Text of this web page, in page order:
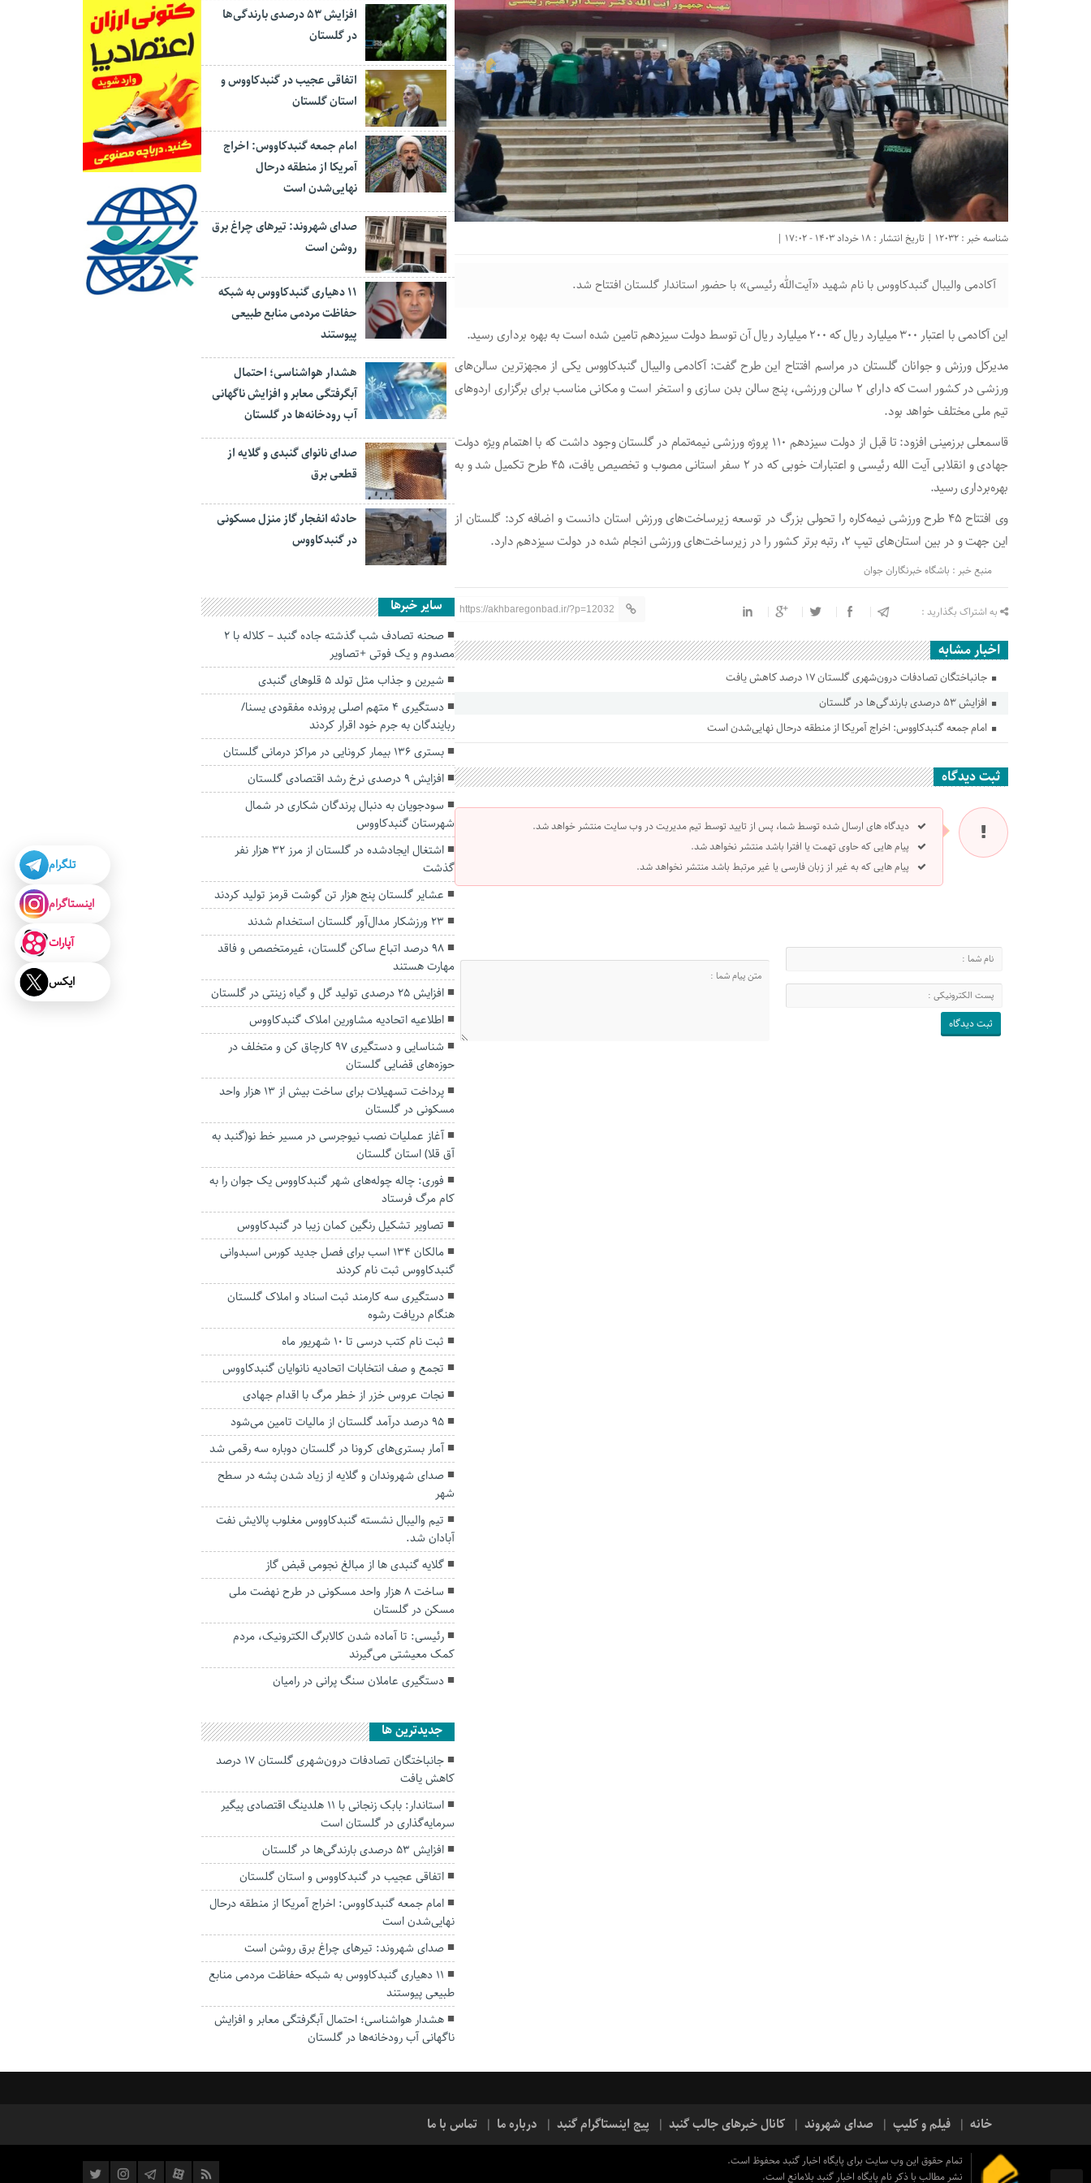
شناسه خبر : 12032 | تاریخ انتشار : 18 خرداد 1403 - 17:02 |
آکادمی والیبال گنبدکاووس با نام شهید «آیت‌الله رئیسی» با حضور استاندار گلستان افتتاح شد.
این آکادمی با اعتبار ۳۰۰ میلیارد ریال که ۲۰۰ میلیارد ریال آن توسط دولت سیزدهم تامین شده است به بهره برداری رسید.
مدیرکل ورزش و جوانان گلستان در مراسم افتتاح این طرح گفت: آکادمی والیبال گنبدکاووس یکی از مجهزترین سالن‌های
ورزشی در کشور است که دارای ۲ سالن ورزشی، پنج سالن بدن سازی و استخر است و مکانی مناسب برای برگزاری اردو‌های
تیم ملی مختلف خواهد بود.
قاسمعلی برزمینی افزود: تا قبل از دولت سیزدهم ۱۱۰ پروژه ورزشی نیمه‌تمام در گلستان وجود داشت که با اهتمام ویژه دولت
جهادی و انقلابی آیت الله رئیسی و اعتبارات خوبی که در ۲ سفر استانی مصوب و تخصیص یافت، ۴۵ طرح تکمیل شد و به
بهره‌برداری رسید.
وی افتتاح ۴۵ طرح ورزشی نیمه‌کاره را تحولی بزرگ در توسعه زیرساخت‌های ورزش استان دانست و اضافه کرد: گلستان از
این جهت و در بین استان‌های تیپ ۲، رتبه برتر کشور را در زیرساخت‌های ورزشی انجام شده در دولت سیزدهم دارد.
منبع خبر : باشگاه خبرنگاران جوان
به اشتراک بگذارید : https://akhbaregonbad.ir/?p=12032
اخبار مشابه
جانباختگان تصادفات درون‌شهری گلستان ۱۷ درصد کاهش یافت
افزایش ۵۳ درصدی بارندگی‌ها در گلستان
امام جمعه گنبدکاووس: اخراج آمریکا از منطقه درحال نهایی‌شدن است
ثبت دیدگاه
دیدگاه های ارسال شده توسط شما، پس از تایید توسط تیم مدیریت در وب سایت منتشر خواهد شد.
پیام هایی که حاوی تهمت یا افترا باشد منتشر نخواهد شد.
پیام هایی که به غیر از زبان فارسی یا غیر مرتبط باشد منتشر نخواهد شد.
افزایش ۵۳ درصدی بارندگی‌ها
در گلستان
اتفاقی عجیب در‌ گنبدکاووس و
استان گلستان
امام جمعه گنبدکاووس: اخراج
آمریکا از منطقه درحال
نهایی‌شدن است
صدای شهروند: تیرهای چراغ برق
روشن است
۱۱ دهیاری گنبدکاووس به شبکه
حفاظت مردمی منابع طبیعی
پیوستند
هشدار هواشناسی؛ احتمال
آبگرفتگی معابر و افزایش ناگهانی
آب رودخانه‌ها در گلستان
صدای نانوای گنبدی و گلایه از
قطعی برق
حادثه انفجار گاز منزل مسکونی
در گنبدکاووس
سایر خبرها
صحنه تصادف شب گذشته جاده گنبد – کلاله با ۲
مصدوم و یک فوتی +تصاویر
شیرین و جذاب مثل تولد 5 قلوهای گنبدی
دستگیری ۴ متهم اصلی پرونده مفقودی یسنا/
ربایندگان به جرم خود اقرار کردند
بستری ۱۳۶ بیمار کرونایی در مراکز درمانی گلستان
افزایش ۹ درصدی نرخ رشد اقتصادی گلستان
سودجویان به دنبال پرندگان شکاری در شمال
شهرستان گنبدکاووس
اشتغال ایجادشده در گلستان از مرز ۳۲ هزار نفر
گذشت
عشایر گلستان پنج هزار تن گوشت قرمز تولید کردند
۲۳ ورزشکار مدال‌آور گلستان استخدام شدند
۹۸ درصد اتباع ساکن گلستان، غیرمتخصص و فاقد
مهارت هستند
افزایش ۲۵ درصدی تولید گل و گیاه زینتی در گلستان
اطلاعیه اتحادیه مشاورین املاک گنبدکاووس
شناسایی و دستگیری ۹۷ کارچاق کن و متخلف در
حوزه‌های قضایی گلستان
پرداخت تسهیلات برای ساخت بیش از ۱۳ هزار واحد
مسکونی در گلستان
آغاز عملیات نصب نیوجرسی در مسیر خط نو(گنبد به
آق قلا) استان گلستان
فوری: چاله چوله‌های شهر گنبدکاووس یک جوان را به
کام مرگ فرستاد
تصاویر تشکیل رنگین کمان زیبا در‌ گنبدکاووس
مالکان ۱۳۴ اسب برای فصل جدید کورس اسبدوانی
گنبدکاووس ثبت نام کردند
دستگیری سه کارمند ثبت اسناد و املاک گلستان
هنگام دریافت رشوه
ثبت نام کتب درسی تا ۱۰ شهریور ماه
تجمع و صف انتخابات اتحادیه نانوایان گنبدکاووس
نجات عروس خزر از خطر مرگ با اقدام جهادی
۹۵ درصد درآمد گلستان از مالیات تامین می‌شود
آمار بستری‌های کرونا در گلستان دوباره سه رقمی شد
صدای شهروندان و گلایه از زیاد شدن پشه در سطح
شهر
تیم والیبال نشسته گنبدکاووس مغلوب پالایش نفت
آبادان شد.
گلایه گنبدی ها از مبالغ نجومی قبض گاز
ساخت ۸ هزار واحد مسکونی در طرح نهضت ملی
مسکن در گلستان
رئیسی: تا آماده شدن کالابرگ الکترونیک، مردم
کمک معیشتی می‌گیرند
دستگیری عاملان سنگ پرانی در رامیان
جديدترين ها
جانباختگان تصادفات درون‌شهری گلستان ۱۷ درصد
کاهش یافت
استاندار: بابک زنجانی با ۱۱ هلدینگ اقتصادی پیگیر
سرمایه‌گذاری در گلستان است
افزایش ۵۳ درصدی بارندگی‌ها در گلستان
اتفاقی عجیب در‌ گنبدکاووس و استان گلستان
امام جمعه گنبدکاووس: اخراج آمریکا از منطقه درحال
نهایی‌شدن است
صدای شهروند: تیرهای چراغ برق روشن است
۱۱ دهیاری گنبدکاووس به شبکه حفاظت مردمی منابع
طبیعی پیوستند
هشدار هواشناسی؛ احتمال آبگرفتگی معابر و افزایش
ناگهانی آب رودخانه‌ها در گلستان
خانه فیلم و کلیپ صدای شهروند کانال خبرهای جالب گنبد پیج اینستاگرام گنبد درباره ما تماس با ما
تمام حقوق این وب سایت برای پایگاه اخبار گنبد محفوظ است.
نشر مطالب با ذکر نام پایگاه اخبار گنبد بلامانع است.
تلگرام
اینستاگرام
آپارات
ایکس